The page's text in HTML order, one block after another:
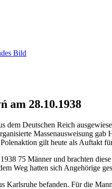
Bild
am 28.10.1938
Deutschen Reich
Massenausweisung
gilt heute als Auftakt
75 Männer und brachten
Weg hatten sich Angehörige
Karlsruhe befanden. Für die